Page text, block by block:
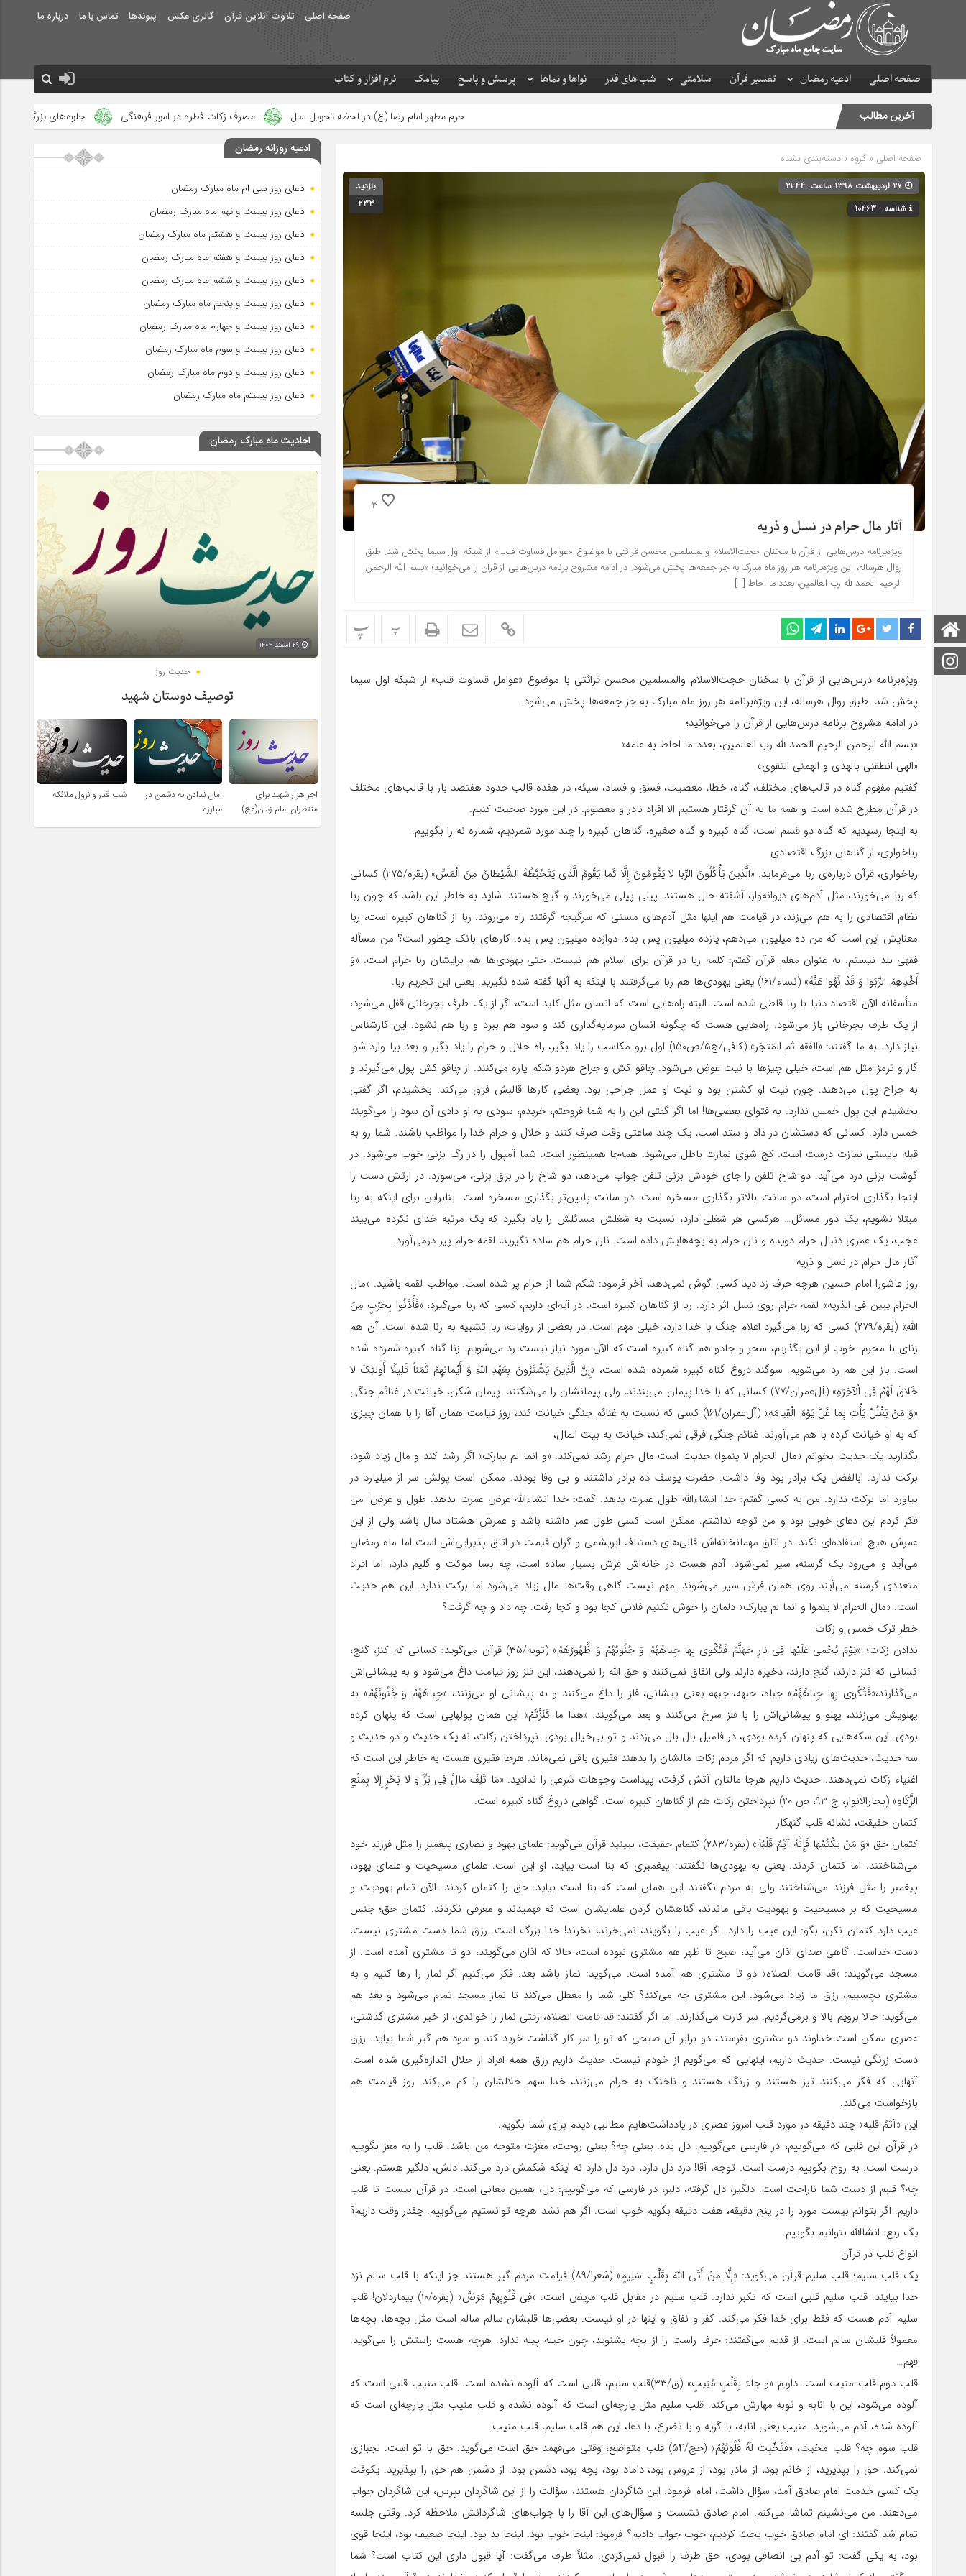
صفحه اصلی تلاوت آنلاین قرآن گالری عکس پیوندها تماس با ما درباره ما
صفحه اصلی ادعیه رمضان تفسیر قرآن سلامتی شب های قدر نواها و نماها پرسش و پاسخ پیامک نرم افزار و کتاب
صفحه اصلی
آخرین مطالب حرم مطهر امام رضا (ع) در لحظه تحویل سال مصرف زکات فطره در امور فرهنگی جلوه‌های بزرگ نصرت الهی در ماه مبارک
صفحه اصلی » گروه » دسته‌بندی نشده
شناسه : 10463
بازدید
233
3
آثار مال حرام در نسل و ذریه
ویژه‌برنامه درس‌هایی از قرآن با سخنان حجت‌الاسلام والمسلمین محسن قرائتی با موضوع «عوامل قساوت قلب» از شبکه اول سیما پخش شد. طبق
روال هرساله، این ویژه‌برنامه هر روز ماه مبارک به جز جمعه‌ها پخش می‌شود. در ادامه مشروح برنامه درس‌هایی از قرآن را می‌خوانید؛ «بسم الله الرحمن
الرحیم الحمد لله رب العالمین، بعدد ما احاط […]
پ پ
ویژه‌برنامه درس‌هایی از قرآن با سخنان حجت‌الاسلام والمسلمین محسن قرائتی با موضوع «عوامل قساوت قلب» از شبکه اول سیما
پخش شد. طبق روال هرساله، این ویژه‌برنامه هر روز ماه مبارک به جز جمعه‌ها پخش می‌شود.
در ادامه مشروح برنامه درس‌هایی از قرآن را می‌خوانید؛
«بسم الله الرحمن الرحیم الحمد لله رب العالمین، بعدد ما احاط به علمه»
«الهی انطقنی بالهدی و الهمنی التقوی»
گفتیم مفهوم گناه در قالب‌های مختلف، گناه، خطا، معصیت، فسق و فساد، سیئه، در هفده قالب حدود هفتصد بار با قالب‌های مختلف
در قرآن مطرح شده است و همه ما به آن گرفتار هستیم الا افراد نادر و معصوم. در این مورد صحبت کنیم.
به اینجا رسیدیم که گناه دو قسم است، گناه کبیره و گناه صغیره، گناهان کبیره را چند مورد شمردیم، شماره نه را بگوییم.
رباخواری، از گناهان بزرگ اقتصادی
رباخواری، قرآن درباره‌ی ربا می‌فرماید: «الَّذِینَ یَأْکُلُونَ الرِّبا لا یَقُومُونَ إِلَّا کَما یَقُومُ الَّذِی یَتَخَبَّطُهُ الشَّیْطانُ مِنَ الْمَسِّ» (بقره/۲۷۵) کسانی
که ربا می‌خورند، مثل آدم‌های دیوانه‌وار، آشفته حال هستند. پیلی پیلی می‌خورند و گیج هستند. شاید به خاطر این باشد که چون ربا
نظام اقتصادی را به هم می‌زند، در قیامت هم اینها مثل آدم‌های مستی که سرگیجه گرفتند راه می‌روند. ربا از گناهان کبیره است، ربا
معنایش این است که من ده میلیون می‌دهم، یازده میلیون پس بده. دوازده میلیون پس بده. کارهای بانک چطور است؟ من مسأله
فقهی بلد نیستم. به عنوان معلم قرآن گفتم: کلمه ربا در قرآن برای اسلام هم نیست. حتی یهودی‌ها هم برایشان ربا حرام است. «وَ
أَخْذِهِمُ‏ الرِّبَوا وَ قَدْ نُهُوا عَنْهُ» (نساء/۱۶۱) یعنی یهودی‌ها هم ربا می‌گرفتند با اینکه به آنها گفته شده نگیرید. یعنی این تحریم ربا.
متأسفانه الآن اقتصاد دنیا با ربا قاطی شده است. البته راه‌هایی است که انسان مثل کلید است، اگر از یک طرف بچرخانی قفل می‌شود،
از یک طرف بچرخانی باز می‌شود. راه‌‌هایی هست که چگونه انسان سرمایه‌گذاری کند و سود هم ببرد و ربا هم نشود. این کارشناس
نیاز دارد. به ما گفتند: «الفقه‏ ثم‏ المَتجَر» (کافی/ج۵/ص۱۵۰) اول برو مکاسب را یاد بگیر، راه حلال و حرام را یاد بگیر و بعد بیا وارد شو.
گاز و ترمز مثل هم است، خیلی چیزها با نیت عوض می‌شود. چاقو کش و جراح هردو شکم پاره می‌کنند. از چاقو کش پول می‌گیرند و
به جراح پول می‌دهند. چون نیت او کشتن بود و نیت او عمل جراحی بود. بعضی کارها قالبش فرق می‌کند. بخشیدم، اگر گفتی
بخشیدم این پول خمس ندارد. به فتوای بعضی‌ها! اما اگر گفتی این را به شما فروختم، خریدم، سودی به او دادی آن سود را می‌گویند
خمس دارد. کسانی که دستشان در داد و ستد است، یک چند ساعتی وقت صرف کنند و حلال و حرام خدا را مواظب باشند. شما رو به
قبله بایستی نمازت درست است. کج شوی نمازت باطل می‌شود. همه‌جا همینطور است. شما آمپول را در رگ بزنی خوب می‌شود. در
گوشت بزنی درد می‌آید. دو شاخ تلفن را جای خودش بزنی تلفن جواب می‌دهد، دو شاخ را در برق بزنی، می‌سوزد. در ارتش دست را
اینجا بگذاری احترام است، دو سانت بالاتر بگذاری مسخره است. دو سانت پایین‌تر بگذاری مسخره است. بنابراین برای اینکه به ربا
مبتلا نشویم، یک دور مسائل… هرکسی هر شغلی دارد، نسبت به شغلش مسائلش را یاد بگیرد که یک مرتبه خدای نکرده می‌بیند
عجب، یک عمری دنبال حرام دویده و نان حرام به بچه‌هایش داده است. نان حرام هم ساده نگیرید، لقمه حرام پیر درمی‌آورد.
آثار مال حرام در نسل و ذریه
روز عاشورا امام حسین هرچه حرف زد دید کسی گوش نمی‌دهد، آخر فرمود: شکم شما از حرام پر شده است. مواظب لقمه باشید. «مال
الحرام یبین فی الذریه» لقمه حرام روی نسل اثر دارد. ربا از گناهان کبیره است. در آیه‌ای داریم، کسی که ربا می‌گیرد، «فَأْذَنُوا بِحَرْبٍ‏ مِنَ‏
اللَّهِ‏» (بقره/۲۷۹) کسی که ربا می‌گیرد اعلام جنگ با خدا دارد، خیلی مهم است. در بعضی از روایات، ربا تشبیه به زنا شده است. آن هم
زنای با محرم. خوب از این بگذریم، سحر و جادو هم گناه کبیره است که الآن مورد نیاز نیست رد می‌شویم. زنا گناه کبیره شمرده شده
است. باز این هم رد می‌شویم. سوگند دروغ گناه کبیره شمرده شده است، «إِنَّ الَّذِینَ یَشْتَرُونَ‏ بِعَهْدِ اللَّهِ وَ أَیْمانِهِمْ ثَمَناً قَلِیلًا أُولئِکَ لا
خَلاقَ لَهُمْ فِی الْآخِرَهِ» (آل‌عمران/۷۷) کسانی که با خدا پیمان می‌بندند، ولی پیمانشان را می‌شکنند. پیمان شکن، خیانت در غنائم جنگی
«وَ مَنْ یَغْلُلْ‏ یَأْتِ بِما غَلَّ یَوْمَ الْقِیامَهِ» (آل‌عمران/۱۶۱) کسی که نسبت به غنائم جنگی خیانت کند، روز قیامت همان آقا را با همان چیزی
که به او خیانت کرده با هم می‌آورند. غنائم جنگی فرقی نمی‌کند، خیانت به بیت المال،
بگذارید یک حدیث بخوانم «مال الحرام لا ینموا» حدیث است مال حرام رشد نمی‌کند. «و انما لم یبارک» اگر رشد کند و مال زیاد شود،
برکت ندارد. ابالفضل یک برادر بود وفا داشت. حضرت یوسف ده برادر داشتند و بی وفا بودند. ممکن است پولش سر از میلیارد در
بیاورد اما برکت ندارد. من به کسی گفتم: خدا انشاءالله طول عمرت بدهد. گفت: خدا انشاءالله عرض عمرت بدهد. طول و عرض! من
فکر کردم این دعای خوبی بود و من توجه نداشتم. ممکن است کسی طول عمر داشته باشد و عمرش هشتاد سال باشد ولی از این
عمرش هیچ استفاده‌ای نکند. در اتاق مهمانخانه‌اش قالی‌های دستباف ابریشمی و گران قیمت در اتاق پذیرایی‌اش است اما ماه رمضان
می‌آید و می‌رود یک گرسنه، سیر نمی‌شود. آدم هست در خانه‌اش فرش بسیار ساده است، چه بسا موکت و گلیم دارد، اما افراد
متعددی گرسنه می‌آیند روی همان فرش سیر می‌شوند. مهم نیست گاهی وقت‌ها مال زیاد می‌شود اما برکت ندارد. این هم حدیث
است. «مال الحرام لا ینموا و انما لم یبارک» دلمان را خوش نکنیم فلانی کجا بود و کجا رفت. چه داد و چه گرفت؟
خطر ترک خمس و زکات
ندادن زکات؛ «یَوْمَ یُحْمى‏ عَلَیْها فِی‏ نارِ جَهَنَّمَ‏ فَتُکْوى‏ بِها جِباهُهُمْ وَ جُنُوبُهُمْ وَ ظُهُورُهُمْ» (توبه/۳۵) قرآن می‌گوید: کسانی که کنز، گنج،
کسانی که کنز دارند، گنج دارند، ذخیره دارند ولی انفاق نمی‌کنند و حق الله را نمی‌دهند، این فلز روز قیامت داغ می‌شود و به پیشانی‌اش
می‌گذارند،«فَتُکْوى‏ بِها جِباهُهُمْ» جباه، جبهه، جبهه یعنی پیشانی، فلز را داغ می‌کنند و به پیشانی او می‌زنند، «جِباهُهُمْ وَ جُنُوبُهُمْ» به
پهلویش می‌زنند، پهلو و پیشانی‌اش را با فلز سرخ می‌کنند و بعد می‌گویند: «هذا ما کَنَزْتُمْ» این همان پولهایی است که پنهان کرده
بودی. این سکه‌هایی که پنهان کرده بودی، در فامیل بال بال می‌زدند و تو بی‌خیال بودی. نپرداختن زکات، نه یک حدیث و دو حدیث و
سه حدیث، حدیث‌های زیادی داریم که اگر مردم زکات مالشان را بدهند فقیری باقی نمی‌ماند. هرجا فقیری هست به خاطر این است که
اغنیاء زکات نمی‌دهند. حدیث داریم هرجا مالتان آتش گرفت، پیداست وجوهات شرعی را ندادید. «مَا تَلِفَ‏ مَالٌ‏ فِی‏ بَرٍّ وَ لا بَحْرٍ إِلا بِمَنْعِ
الزَّکَاهِ» (بحارالانوار، ج ۹۳، ص ۲۰) نپرداختن زکات هم از گناهان کبیره است. گواهی دروغ گناه کبیره است.
کتمان حقیقت، نشانه قلب گنهکار
کتمان حق «وَ مَنْ یَکْتُمْها فَإِنَّهُ آثِمٌ قَلْبُهُ» (بقره/۲۸۳) کتمام حقیقت، ببینید قرآن می‌گوید: علمای یهود و نصاری پیغمبر را مثل فرزند خود
می‌شناختند. اما کتمان کردند. یعنی به یهودی‌ها نگفتند: پیغمبری که بنا است بیاید، او این است. علمای مسیحیت و علمای یهود،
پیغمبر را مثل فرزند می‌شناختند ولی به مردم نگفتند این همان است که بنا است بیاید. حق را کتمان کردند. الآن تمام یهودیت و
مسیحیت که بر مسیحیت و یهودیت باقی ماندند، گناهشان گردن علمایشان است که فهمیدند و معرفی نکردند. کتمان حق؛ جنس
عیب دارد کتمان نکن، بگو: این عیب را دارد. اگر عیب را بگویند، نمی‌خرند، نخرند! خدا بزرگ است. رزق شما دست مشتری نیست،
دست خداست. گاهی صدای اذان می‌آید، صبح تا ظهر هم مشتری نبوده است، حالا که اذان می‌گویند، دو تا مشتری آمده است. از
مسجد می‌گویند: «قد قامت الصلاه» دو تا مشتری هم آمده است. می‌گوید: نماز باشد بعد. فکر می‌کنیم اگر نماز را رها کنیم و به
مشتری بچسبیم، رزق ما زیاد می‌شود. این مشتری چه می‌کند؟ کلی شما را معطل می‌کند تا نماز مسجد تمام می‌شود و بعد هم
می‌گوید: حالا برویم بالا و برمی‌گردیم. سر کارت می‌گذارند. اما اگر گفتند: قد قامت الصلاه، رفتی نماز را خواندی، از خیر مشتری گذشتی،
عصری ممکن است خداوند دو مشتری بفرستد، دو برابر آن صبحی که تو را سر کار گذاشت خرید کند و سود هم گیر شما بیاید. رزق
دست زرنگی نیست. حدیث داریم، اینهایی که می‌گویم از خودم نیست. حدیث داریم رزق همه افراد از حلال اندازه‌گیری شده است.
آنهایی که فکر می‌کنند تیز هستند و زرنگ هستند و ناخنک به حرام می‌زنند، خدا سهم حلالشان را کم می‌کند. روز قیامت هم
بازخواست می‌کند.
این «آثمٌ قلبه» چند دقیقه در مورد قلب امروز عصری در یادداشت‌هایم مطالبی دیدم برای شما بگویم.
در قرآن این قلبی که می‌گوییم، در فارسی می‌گوییم: دل بده. یعنی چه؟ یعنی روحت، مغزت متوجه من باشد. قلب را به مغز بگوییم
درست است. به روح بگوییم درست است. توجه، آقا! درد دل دارد، درد دل دارد نه اینکه شکمش درد می‌کند. دلش، دلگیر هستم. یعنی
چه؟ قلبم از دست شما ناراحت است. دلگیر، دل گرفته، دلبر، در فارسی که می‌گوییم: دل، همین معانی است. در قرآن بیست تا قلب
داریم. اگر بتوانم بیست مورد را در پنج دقیقه، هفت دقیقه بگویم خوب است. اگر هم نشد هرچه توانستیم می‌گوییم. چقدر وقت داریم؟
یک ربع. انشاالله بتوانیم بگوییم.
انواع قلب در قرآن
یک قلب سلیم؛ قلب سلیم قرآن می‌گوید: «إِلَّا مَنْ‏ أَتَى‏ اللَّهَ بِقَلْبٍ سَلِیمٍ» (شعرا/۸۹) قیامت مردم گیر هستند جز اینکه با قلب سالم نزد
خدا بیایند. قلب سلیم قلبی است که تکبر ندارد. قلب سلیم در مقابل قلب مریض است. «فِی‏ قُلُوبِهِمْ‏ مَرَضٌ‏» (بقره/۱۰) بیماردلان! قلب
سلیم آدم‌ هست که فقط برای خدا فکر می‌کند. کفر و نفاق و اینها در او نیست. بعضی‌ها قلبشان سالم سالم است مثل بچه‌ها، بچه‌ها
معمولاً قلبشان سالم است. از قدیم می‌گفتند: حرف راست را از بچه بشنوید، چون حیله پیله ندارد. هرچه هست راستش را می‌گوید.
فهم…
قلب دوم قلب منیب است. داریم «وَ جاءَ بِقَلْبٍ‏ مُنِیبٍ‏» (ق/۳۳)قلب سلیم، قلبی است که آلوده نشده است. قلب منیب قلبی است که
آلوده می‌شود، این با انابه و توبه مهارش می‌کند. قلب سلیم مثل پارچه‌ای است که آلوده نشده و قلب منیب مثل پارچه‌ای است که
آلوده شده، آدم می‌شوید. منیب یعنی انابه، با گریه و با تضرع، با دعا، این هم قلب سلیم، قلب منیب.
قلب سوم چه؟ قلب مخبت، «فَتُخْبِتَ لَهُ‏ قُلُوبُهُمْ‏» (حج/۵۴) قلب متواضع، وقتی می‌فهمد حق است می‌گوید: حق با تو است. لجبازی
نمی‌کند. حق را بپذیرید، از خانم بود، از مادر بود، از عروس بود، داماد بود، بچه بود، دشمن بود. از دشمن هم حق را بپذیرید. یکوقت
یک کسی خدمت امام صادق آمد، سؤال داشت، امام فرمود: این شاگردان هستند، سؤالت را از این شاگردان بپرس، این شاگردان جواب
می‌دهند. من می‌نشینم تماشا می‌کنم. امام صادق نشست و سؤال‌های این آقا را با جواب‌های شاگردانش ملاحظه کرد. وقتی جلسه
تمام شد گفتند: ای امام صادق خوب بحث کردیم، خوب جواب دادیم؟ فرمود: اینجا خوب بود. اینجا بد بود. اینجا ضعیف بود، اینجا قوی
بود، به یکی گفت: تو آدم بی انصافی بودی، حق طرف را قبول نمی‌کردی. مثلاً طرف می‌گفت: آیا قبول داری این کتاب است؟ شما
ادعیه روزانه رمضان
دعای روز سی ام ماه مبارک رمضان
دعای روز بیست و نهم ماه مبارک رمضان
دعای روز بیست و هشتم ماه مبارک رمضان
دعای روز بیست و هفتم ماه مبارک رمضان
دعای روز بیست و ششم ماه مبارک رمضان
دعای روز بیست و پنجم ماه مبارک رمضان
دعای روز بیست و چهارم ماه مبارک رمضان
دعای روز بیست و سوم ماه مبارک رمضان
دعای روز بیست و دوم ماه مبارک رمضان
دعای روز بیستم ماه مبارک رمضان
احادیث ماه مبارک رمضان
حدیث روز
توصیف دوستان شهید
اجر هزار شهید برای
منتظران امام زمان(عج)
امان ندادن به دشمن در
مبارزه
شب قدر و نزول ملائکه